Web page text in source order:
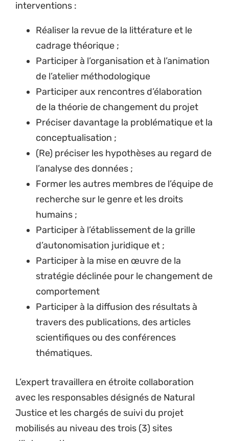
interventions :
Réaliser la revue de la littérature et le
cadrage théorique ;
Participer à l’organisation et à l’animation
de l’atelier méthodologique
Participer aux rencontres d’élaboration
de la théorie de changement du projet
Préciser davantage la problématique et la
conceptualisation ;
(Re) préciser les hypothèses au regard de
l’analyse des données ;
Former les autres membres de l’équipe de
recherche sur le genre et les droits
humains ;
Participer à l’établissement de la grille
d’autonomisation juridique et ;
Participer à la mise en œuvre de la
stratégie déclinée pour le changement de
comportement
Participer à la diffusion des résultats à
travers des publications, des articles
scientifiques ou des conférences
thématiques.
L’expert travaillera en étroite collaboration
avec les responsables désignés de Natural
Justice et les chargés de suivi du projet
mobilisés au niveau des trois (3) sites